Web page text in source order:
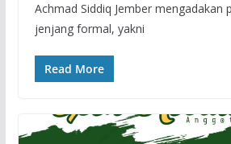
Achmad Siddiq Jember mengadakan
jenjang formal, yakni
Read More